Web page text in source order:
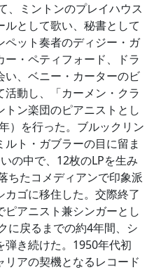
、ミントンのプレイハウス
として歌い、秘書として
ット奏者のディジー・ガ
・ペティフォード、ドラ
い、ベニー・カーターのビ
動し、「カーメン・クラ
ン楽団のピアニストとし
）を行った。ブルックリン
ト・ガブラーの目に留ま
の中で、12枚のLPを生み
ちたコメディアンで印象派
ゴに移住した。交際終了
アニスト兼シンガーとし
に戻るまでの約4年間、シ
弾き続けた。1950年代初
アの契機となるレコード